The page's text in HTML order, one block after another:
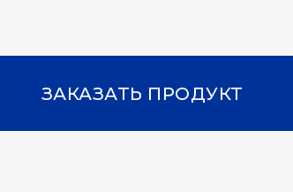
ЗАКАЗАТЬ ПРОДУКТ